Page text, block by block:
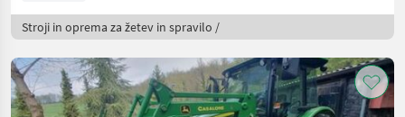
Stroji in oprema za žetev in spravilo /